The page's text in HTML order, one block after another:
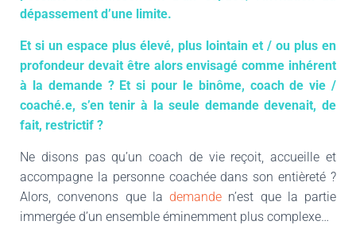
dépassement d’une limite.
Et si un espace plus élevé, plus lointain et / ou plus en
profondeur devait être alors envisagé comme inhérent
à la demande ? Et si pour le binôme, coach de vie /
coaché.e, s’en tenir à la seule demande devenait, de
fait, restrictif ?
Ne disons pas qu’un coach de vie reçoit, accueille et
accompagne la personne coachée dans son entièreté ?
Alors, convenons que la demande n’est que la partie
immergée d’un ensemble éminemment plus complexe…